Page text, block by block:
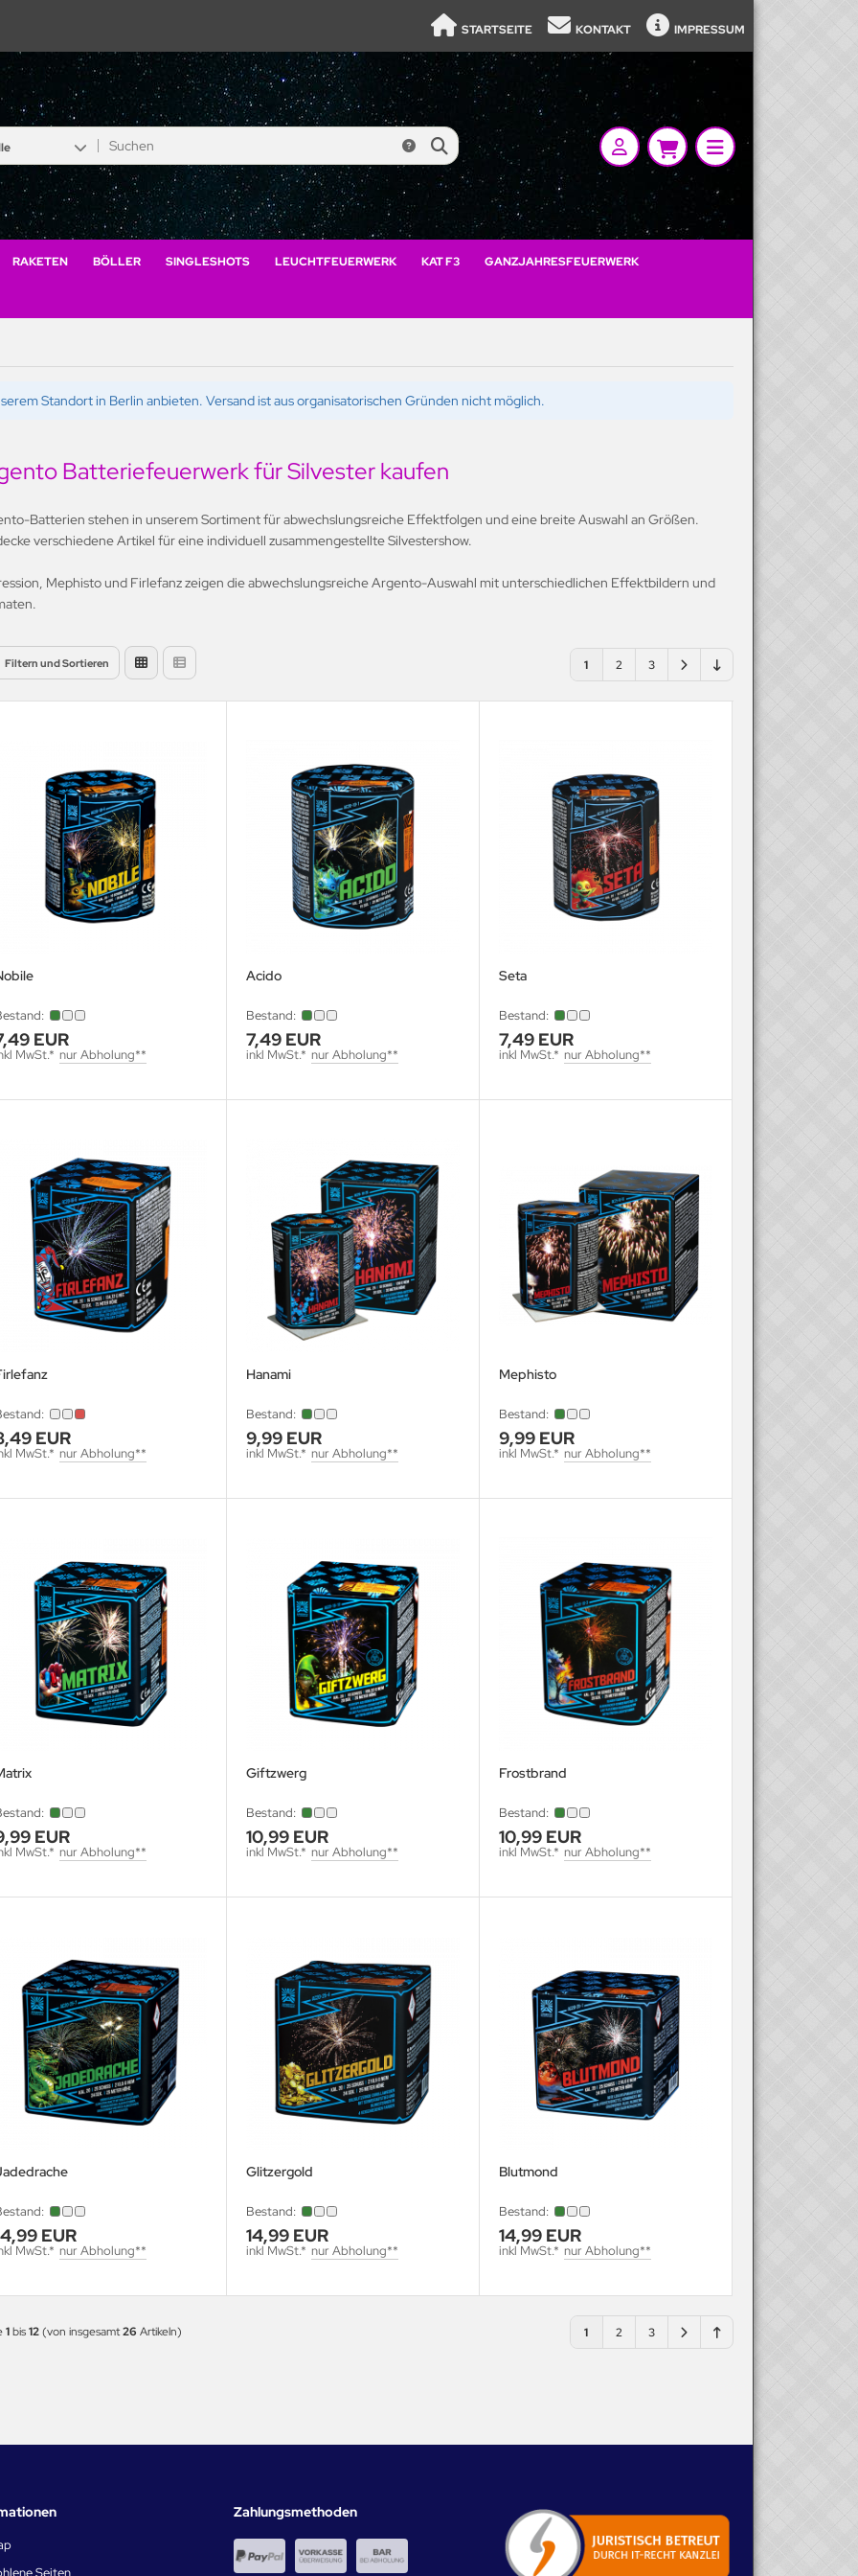
STARTSEITE KONTAKT IMPRESSUM
RAKETEN BÖLLER SINGLESHOTS LEUCHTFEUERWERK KAT F3 GANZJAHRESFEUERWERK
Standort in Berlin anbieten. Versand ist aus organisatorischen Gründen nicht möglich.
Batteriefeuerwerk für Silvester kaufen
Batterien stehen in unserem Sortiment für abwechslungsreiche Effektfolgen und eine breite Auswahl an Größen.
verschiedene Artikel für eine individuell zusammengestellte Silvestershow.
Mephisto und Firlefanz zeigen die abwechslungsreiche Argento-Auswahl mit unterschiedlichen Effektbildern und
Filtern und Sortieren 1 2 3
EUR
MwSt.* nur Abholung**
Acido
Bestand:
7,49 EUR
inkl MwSt.* nur Abholung**
Seta
Bestand:
7,49 EUR
inkl MwSt.* nur Abholung**
EUR
MwSt.* nur Abholung**
Hanami
Bestand:
9,99 EUR
inkl MwSt.* nur Abholung**
Mephisto
Bestand:
9,99 EUR
inkl MwSt.* nur Abholung**
EUR
MwSt.* nur Abholung**
Giftzwerg
Bestand:
10,99 EUR
inkl MwSt.* nur Abholung**
Frostbrand
Bestand:
10,99 EUR
inkl MwSt.* nur Abholung**
EUR
MwSt.* nur Abholung**
Glitzergold
Bestand:
14,99 EUR
inkl MwSt.* nur Abholung**
Blutmond
Bestand:
14,99 EUR
inkl MwSt.* nur Abholung**
1bis12(von insgesamt26 Artikeln) 1 2 3
Seiten
Zahlungsmethoden